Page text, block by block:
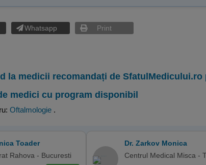
Whatsapp Print
la medicii recomandați de
medici cu program disponibil
Oftalmologie .
Toader
Rahova - Bucuresti
Dr. Zarkov Monica
Centrul Medical Misca -